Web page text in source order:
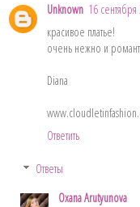
Unknown 16
красивое платье!
очень нежно и
Diana
Ответить
Ответы
Oxana Arutyunova